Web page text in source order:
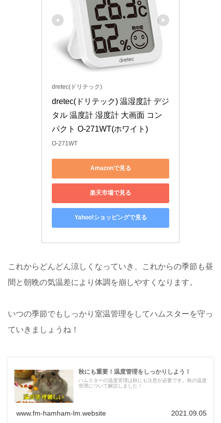
dretec(ドリテック)
dretec(ドリテック) 温湿度計 デジ
タル 温度計 湿度計 大画面 コン
パクト O-271WT(ホワイト)
O-271WT
Amazonで見る
楽天市場で見る
Yahoo!ショッピングで見る
これからどんどん涼しくなっていき、これからの季節も昼
間と朝晩の気温差により体調を崩しやすくなります。
いつの季節でもしっかり室温管理をしてハムスターを守っ
ていきましょうね！
秋にも重要！温度管理をしっかりしよう！
ハムスターの温度管理は秋にも注意が必要です。秋の温度
管理について解説しました！
www.fm-hamham-lm.website 2021.09.05